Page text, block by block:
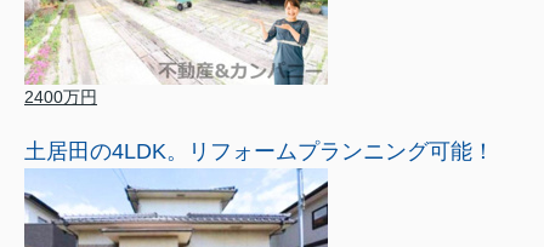
2400万円
土居田の4LDK。リフォームプランニング可能！